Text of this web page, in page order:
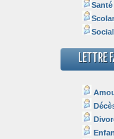
Santé
LETTRE